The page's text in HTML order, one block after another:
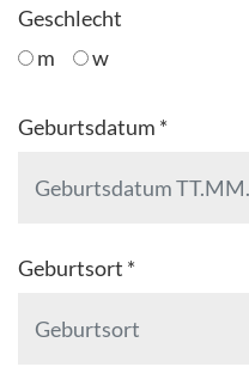
Geschlecht
m
w
Geburtsdatum *
Geburtsort *